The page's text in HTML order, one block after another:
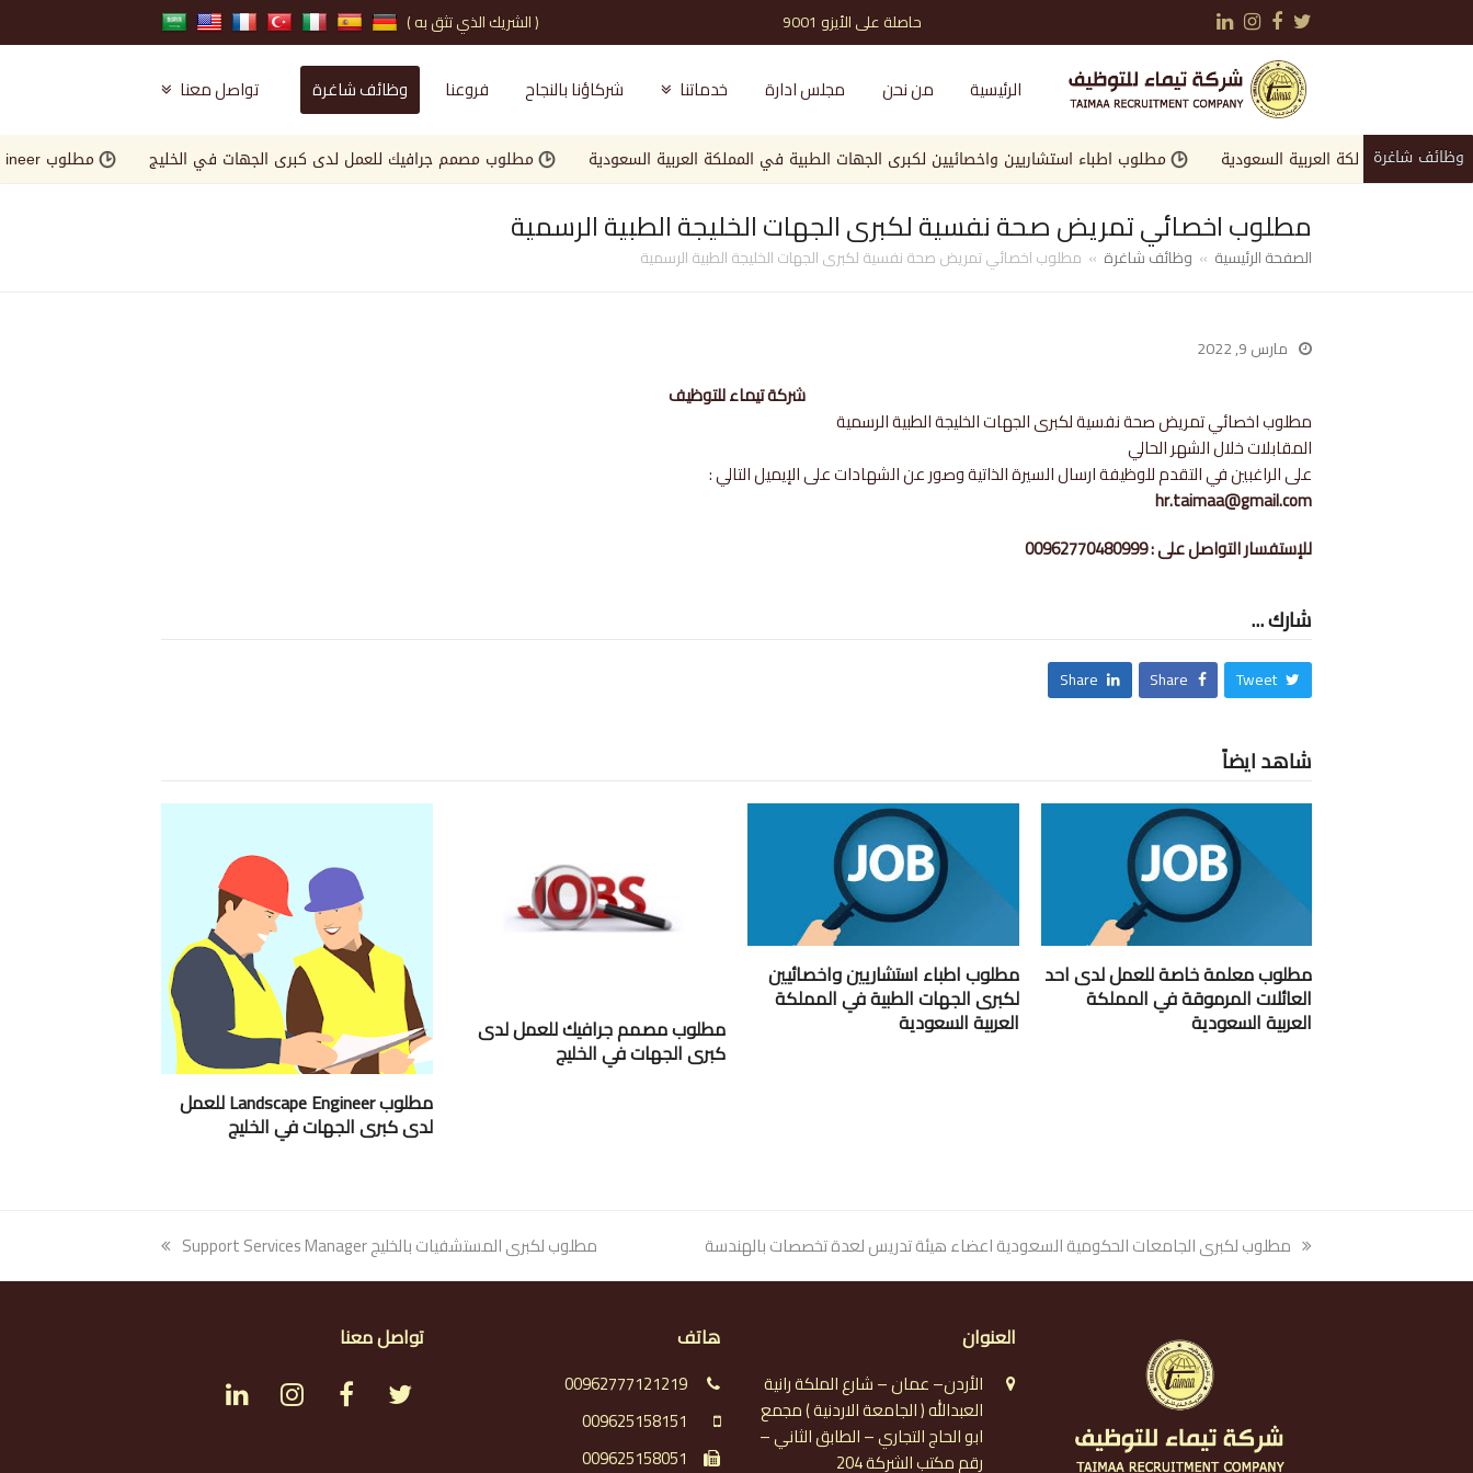
Twitter
Facebook
Instagram حاصلة على الأيزو 9001 ( الشريك الذي تثق به )
الرئيسية من نحن مجلس ادارة خدماتنا شركاؤنا بالنجاح فروعنا وظائف شاغرة تواصل معنا
وظائف شاغرة
في المملكة العربية السعودية مطلوب اطباء استشاريين واخصائيين لكبرى الجهات الطبية في المملكة العربية السعودية مطلوب مصمم جرافيك للعمل لدى كبرى الجهات في الخليج مطلوب Landscape Engineer للعمل لدى كبرى الجهات في الخليج
مطلوب اخصائي تمريض صحة نفسية لكبرى الجهات الخليجة الطبية الرسمية
الصفحة الرئيسية » وظائف شاغرة » مطلوب اخصائي تمريض صحة نفسية لكبرى الجهات الخليجة الطبية الرسمية
مارس 9, 2022
شركة تيماء للتوظيف
مطلوب اخصائي تمريض صحة نفسية لكبرى الجهات الخليجة الطبية الرسمية
المقابلات خلال الشهر الحالي
على الراغبين في التقدم للوظيفة ارسال السيرة الذاتية وصور عن الشهادات على الإيميل التالي :
hr.taimaa@gmail.com
للإستفسار التواصل على : 00962770480999
شارك ...
Tweet
Share
Share
شاهد ايضاً
مطلوب معلمة خاصة للعمل لدى احد
العائلات المرموقة في المملكة
العربية السعودية
مطلوب اطباء استشاريين واخصائيين
لكبرى الجهات الطبية في المملكة
العربية السعودية مطلوب مصمم جرافيك للعمل لدى
كبرى الجهات في الخليج
مطلوب Landscape Engineer للعمل
لدى كبرى الجهات في الخليج
previous
مطلوب لكبرى الجامعات الحكومية السعودية اعضاء هيئة تدريس لعدة تخصصات بالهندسة
next
مطلوب لكبرى المستشفيات بالخليج Support Services Manager
العنوان
الأردن– عمان – شارع الملكة رانية
العبدالله ( الجامعة الاردنية ) مجمع
ابو الحاج التجاري – الطابق الثاني –
رقم مكتب الشركة 204
هاتف
00962777121219
009625158151
009625158051
تواصل معنا
L